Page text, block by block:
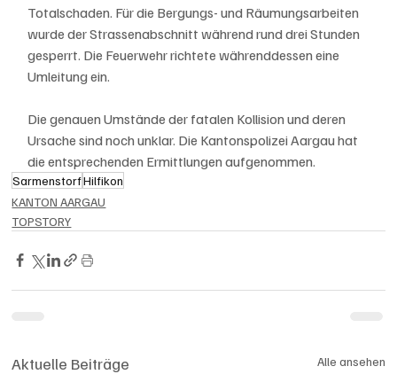
Totalschaden. Für die Bergungs- und Räumungsarbeiten
wurde der Strassenabschnitt während rund drei Stunden
gesperrt. Die Feuerwehr richtete währenddessen eine
Umleitung ein.
Die genauen Umstände der fatalen Kollision und deren
Ursache sind noch unklar. Die Kantonspolizei Aargau hat
die entsprechenden Ermittlungen aufgenommen.
SarmenstorfHilfikon
KANTON AARGAU
TOPSTORY
Aktuelle Beiträge Alle ansehen